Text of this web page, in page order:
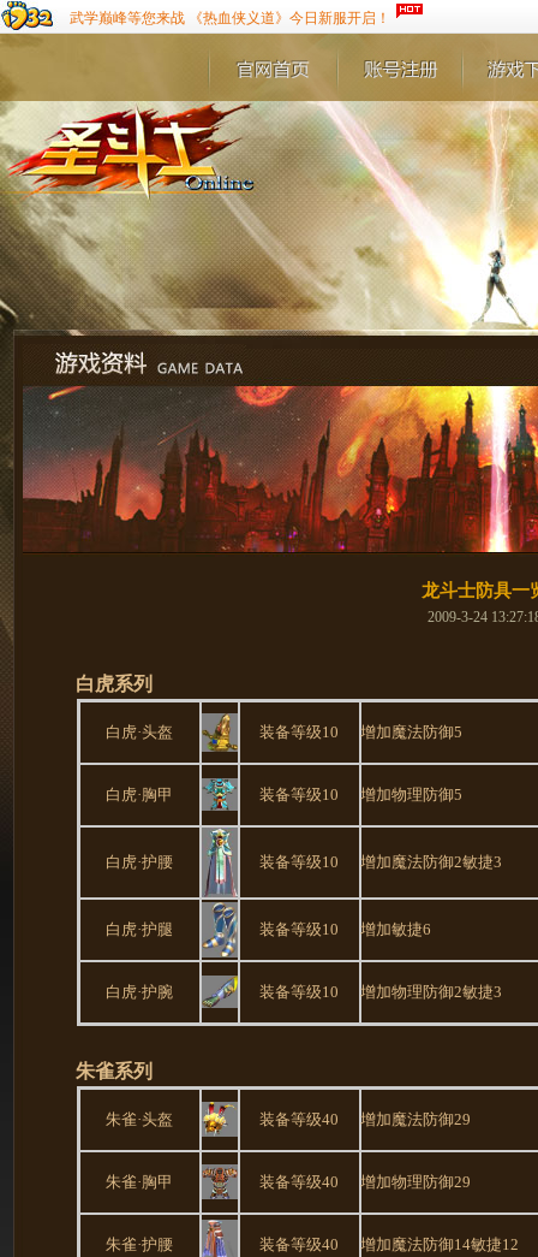
武学巅峰等您来战 《热血侠义道》今日新服开启！
龙斗士防具一
2009-3-24
白虎系列
白虎·头盔 装备等级10 增加魔法防御5
白虎·胸甲 装备等级10 增加物理防御5
白虎·护腰 装备等级10 增加魔法防御2敏捷3
白虎·护腿 装备等级10 增加敏捷6
白虎·护腕 装备等级10 增加物理防御2敏捷3
朱雀系列
朱雀·头盔 装备等级40 增加魔法防御29
朱雀·胸甲 装备等级40 增加物理防御29
朱雀·护腰 装备等级40 增加魔法防御14敏捷12